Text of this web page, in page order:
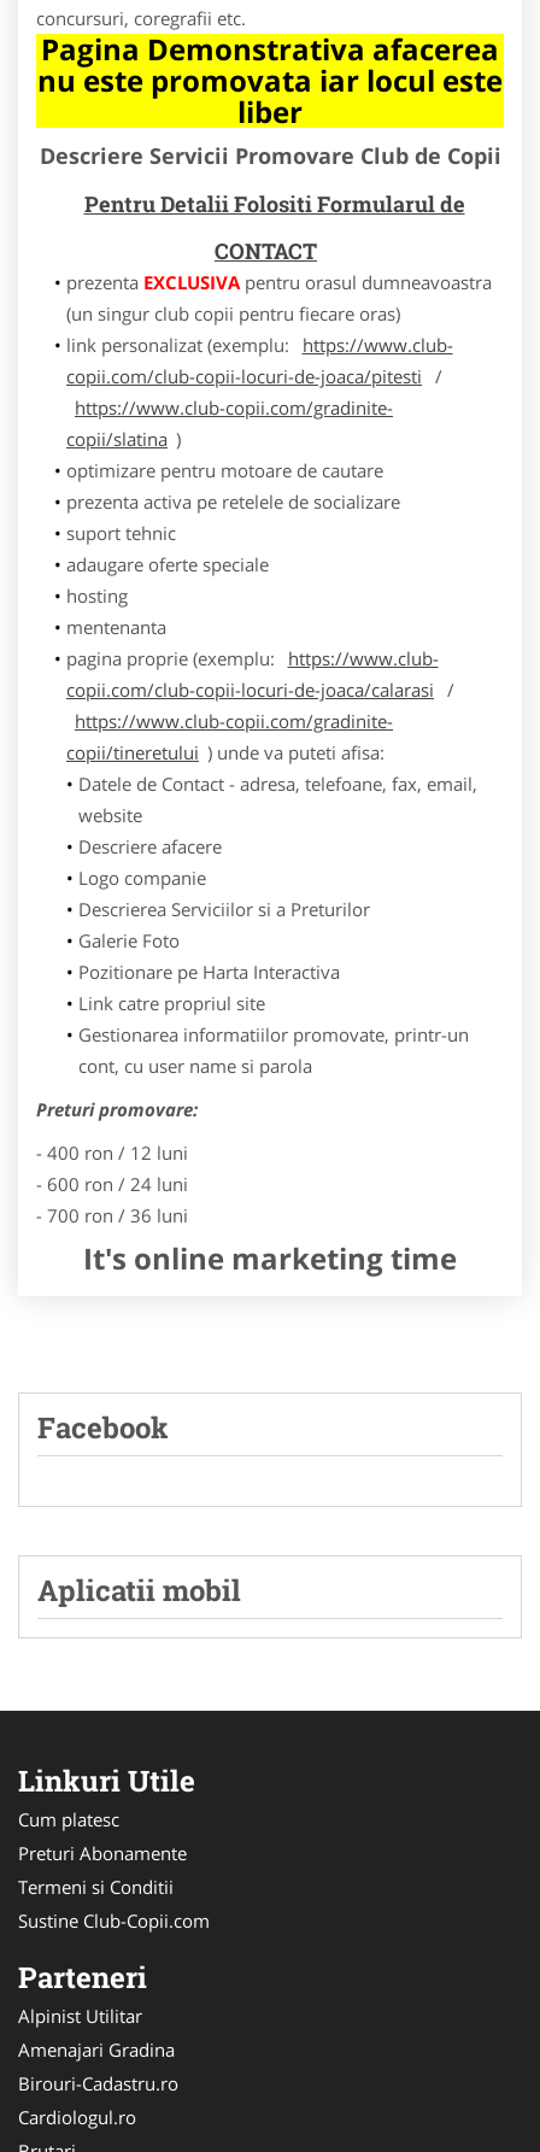
concursuri, coregrafii etc.
Pagina Demonstrativa afacerea
nu este promovata iar locul este
liber
Descriere Servicii Promovare Club de Copii
Pentru Detalii Folositi Formularul de
CONTACT
prezenta EXCLUSIVApentru orasul dumneavoastra
(un singur club copii pentru fiecare oras)
link personalizat (exemplu:
https://www.club-
copii.com/club-copii-locuri-de-joaca/pitesti /
https://www.club-copii.com/gradinite-
copii/slatina )
optimizare pentru motoare de cautare
prezenta activa pe retelele de socializare
suport tehnic
adaugare oferte speciale
hosting
mentenanta
pagina proprie (exemplu:
https://www.club-
copii.com/club-copii-locuri-de-joaca/calarasi /
https://www.club-copii.com/gradinite-
copii/tineretului ) unde va puteti afisa:
Datele de Contact - adresa, telefoane, fax, email,
website
Descriere afacere
Logo companie
Descrierea Serviciilor si a Preturilor
Galerie Foto
Pozitionare pe Harta Interactiva
Link catre propriul site
Gestionarea informatiilor promovate, printr-un
cont, cu user name si parola
Preturi promovare:
- 400 ron / 12 luni
- 600 ron / 24 luni
- 700 ron / 36 luni
It's online marketing time
Facebook
Aplicatii mobil
Linkuri Utile
Cum platesc
Preturi Abonamente
Termeni si Conditii
Sustine Club-Copii.com
Parteneri
Alpinist Utilitar
Amenajari Gradina
Birouri-Cadastru.ro
Cardiologul.ro